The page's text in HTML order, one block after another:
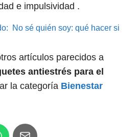
e impulsividad .
No sé quién soy: qué hacer si
artículos parecidos a
antiestrés para el
la categoría Bienestar